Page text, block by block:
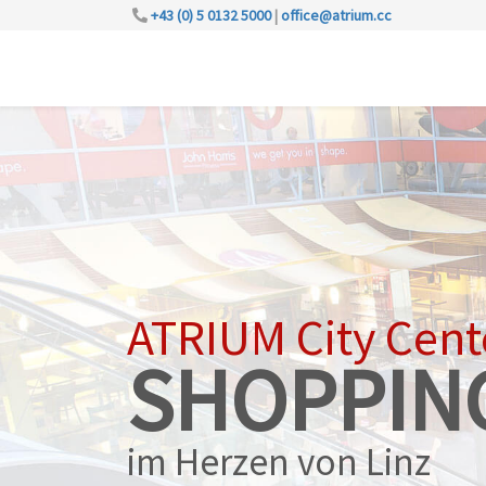
+43 (0) 5 0132 5000|office@atrium.cc
ATRIUM City
im Herzen von Linz